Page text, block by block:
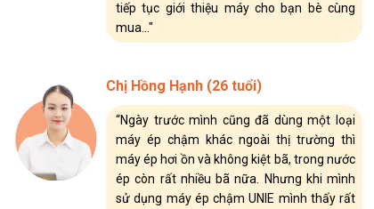
tiếp tục giới thiệu máy cho bạn bè cùng
mua..."
“Ngày trước mình cũng đã dùng một loại
máy ép chậm khác ngoài thị trường thì
máy ép hơi ồn và không kiệt bã, trong nước
ép còn rất nhiều bã nữa. Nhưng khi mình
sử dụng máy ép chậm UNIE mình thấy rất
Chị Hồng Hạnh (26 tuổi)